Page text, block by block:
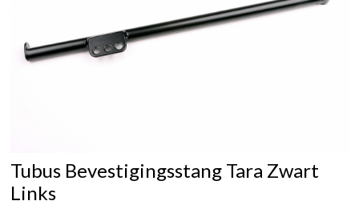
Tubus Bevestigingsstang Tara Zwart
Links